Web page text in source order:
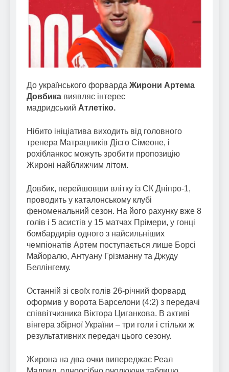
До українського форварда Жирони Артема
Довбика виявляє інтерес
мадридський Атлетіко.
Нібито ініціатива виходить від головного
тренера Матрацників Дієго Сімеоне, і
рохібланкос можуть зробити пропозицію
Жироні найближчим літом.
Довбик, перейшовши влітку із СК Дніпро-1,
проводить у каталонському клубі
феноменальний сезон. На його рахунку вже 8
голів і 5 асистів у 15 матчах Прімери, у гонці
бомбардирів одного з найсильніших
чемпіонатів Артем поступається лише Борсі
Майоралю, Антуану Грізманну та Джуду
Беллінгему.
Останній зі своїх голів 26-річний форвард
оформив у ворота Барселони (4:2) з передачі
співвітчизника Віктора Циганкова. В активі
вінгера збірної України – три голи і стільки ж
результативних передач цього сезону.
Жирона на два очки випереджає Реал